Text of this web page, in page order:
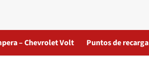
– Chevrolet Volt Puntos de recarga